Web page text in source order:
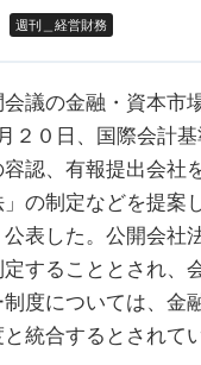
週刊＿経営財務
議の金融・資本市
２０日、国際会計
認、有報提出会社
の制定などを提案
表した。公開会社
することとされ、
度については、金
統合するとされて